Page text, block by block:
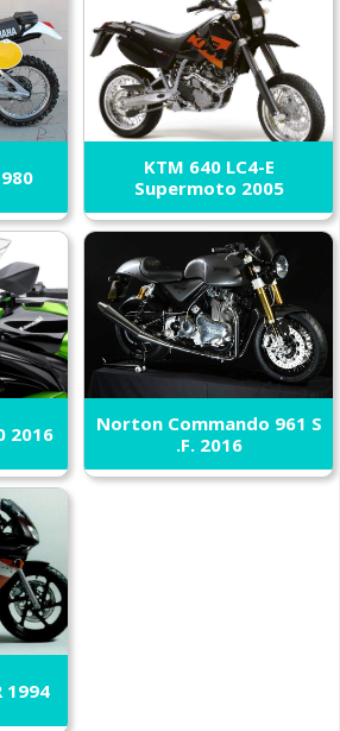
KTM 640 LC4-E
Supermoto 2005
2016
Norton Commando 961 S
.F. 2016
1994